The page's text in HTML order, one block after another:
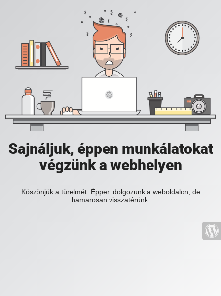
Sajnáljuk, éppen munkálatokat
végzünk a webhelyen
Köszönjük a türelmét. Éppen dolgozunk a weboldalon, de
hamarosan visszatérünk.